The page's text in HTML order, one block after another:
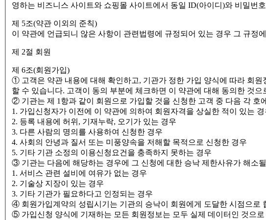
영하는 비즈니스 사이트와 쇼핑몰 사이트에서 동일 ID(아이디)와 비밀번
제 5조(약관 이외의 준칙)
이 약관에 언급되니 않은 사항이 관련법령에 규정되어 있는 경우 그 규정
제 2절 회원
제 6조(회원가입)
① 고객은 약관 내용에 대해 확인하고, 기관가 정한 가입 양식에 따라 회
할 수 있습니다. 고객이 동의 부분에 체크하면 이 약관에 대해 동의한 것으
② 기관는 제 1항과 같이 회원으로 가입할 것을 신청한 고객 중 다음 각 호
1. 가입신청자가 이전에 이 약관에 의하여 회원자격을 상실한 적이 있는 경
2. 등록 내용에 허위, 기재누락, 오기가 있는 경우
3. 다른 사람의 명의를 사용하여 신청한 경우
4. 사회의 안녕과 질서 또는 미풍양속을 저해할 목적으로 신청한 경우
5. 기타 기관 소정의 이용신청요건을 충족하지 못하는 경우
③ 기관는 다음에 해당하는 경우에 그 신청에 대한 승낙 제한사유가 해소
1. 서비스 관련 설비에 여유가 없는 경우
2. 기술상 지장이 있는 경우
3. 기타 기관가 필요하다고 인정되는 경우
④ 회원가입계약의 성립시기는 기관의 승낙이 회원에게 도달한 시점으로
⑤ 가입신청 양식에 기재하는 모든 회원정보는 모두 실제 데이터인 것으